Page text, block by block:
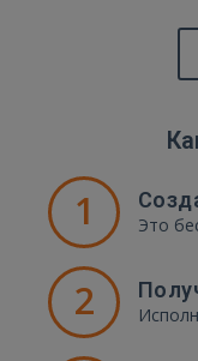
1 Это
2